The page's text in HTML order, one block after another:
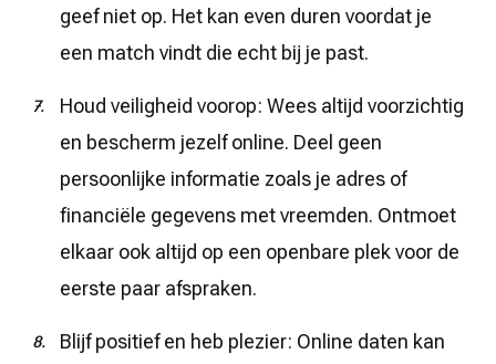
geef niet op. Het kan even duren voordat je
een match vindt die echt bij je past.
Houd veiligheid voorop: Wees altijd voorzichtig
en bescherm jezelf online. Deel geen
persoonlijke informatie zoals je adres of
financiële gegevens met vreemden. Ontmoet
elkaar ook altijd op een openbare plek voor de
eerste paar afspraken.
Blijf positief en heb plezier: Online daten kan